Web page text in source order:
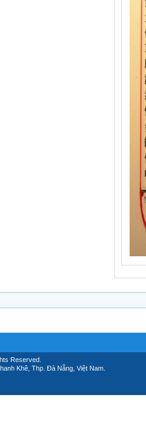
Reserved.
Khê, Thp. Đà Nẵng, Việt Nam.